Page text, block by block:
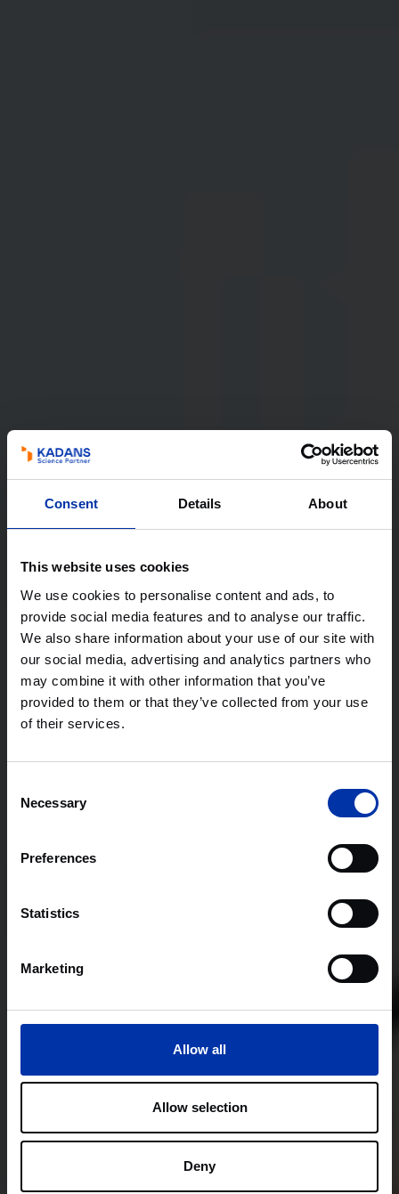
Consent Details About
This website uses cookies
We use cookies to personalise content and ads, to
provide social media features and to analyse our traffic.
We also share information about your use of our site with
our social media, advertising and analytics partners who
may combine it with other information that you’ve
provided to them or that they’ve collected from your use
of their services.
Selection
Necessary
Preferences
Statistics
Marketing
Allow all
Allow selection
Deny